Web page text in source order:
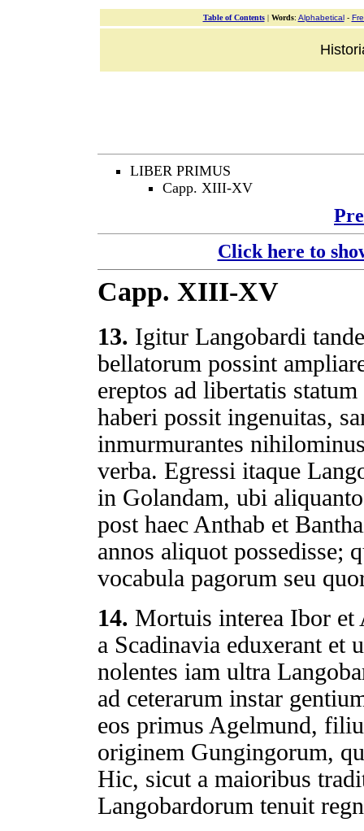
Table of Contents| Words: Alphabetical-
LIBER PRIMUS
Capp. XIII-XV
Click here to
Capp. XIII-XV
13. Igitur Langobardi
bellatorum possint
ereptos ad libertatis
haberi possit ingenuitas,
inmurmurantes
verba. Egressi itaque
in Golandam, ubi
post haec Anthab et
annos aliquot possedisse;
vocabula pagorum seu
14. Mortuis interea Ibor et
a Scadinavia eduxerant et
nolentes iam ultra
ad ceterarum instar
eos primus Agelmund,
originem Gungingorum,
Hic, sicut a maioribus
Langobardorum tenuit